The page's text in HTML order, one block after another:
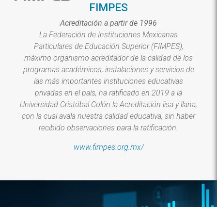
FIMPES
Acreditación a partir de 1996
La Federación de Instituciones Mexicanas
Particulares de Educación Superior (FIMPES),
máximo organismo acreditador de la calidad de los
programas académicos, instalaciones y servicios de
las más importantes instituciones educativas
privadas en el país, ha ratificado en 2019 a la
Universidad Cristóbal Colón la Acreditación lisa y llana,
con la cual avala nuestra calidad educativa, sin haber
recibido observaciones para la ratificación.
www.fimpes.org.mx/